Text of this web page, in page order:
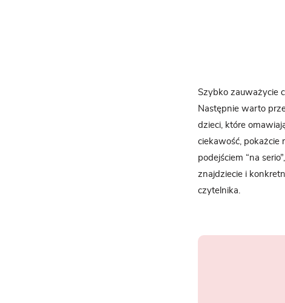
Szybko zauważycie
Następnie warto
dzieci, które
ciekawość, pokażcie
podejściem “na
znajdziecie i
czytelnika.